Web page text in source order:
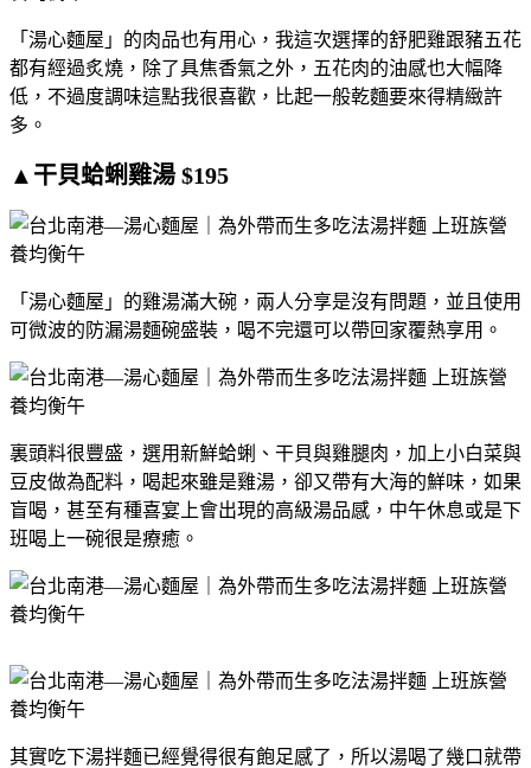
「湯心麵屋」的肉品也有用心，我這次選擇的舒肥雞跟豬五花
都有經過炙燒，除了具焦香氣之外，五花肉的油感也大幅降
低，不過度調味這點我很喜歡，比起一般乾麵要來得精緻許
多。
▲干貝蛤蜊雞湯 $195
「湯心麵屋」的雞湯滿大碗，兩人分享是沒有問題，並且使用
可微波的防漏湯麵碗盛裝，喝不完還可以帶回家覆熱享用。
裏頭料很豐盛，選用新鮮蛤蜊、干貝與雞腿肉，加上小白菜與
豆皮做為配料，喝起來雖是雞湯，卻又帶有大海的鮮味，如果
盲喝，甚至有種喜宴上會出現的高級湯品感，中午休息或是下
班喝上一碗很是療癒。
其實吃下湯拌麵已經覺得很有飽足感了，所以湯喝了幾口就帶